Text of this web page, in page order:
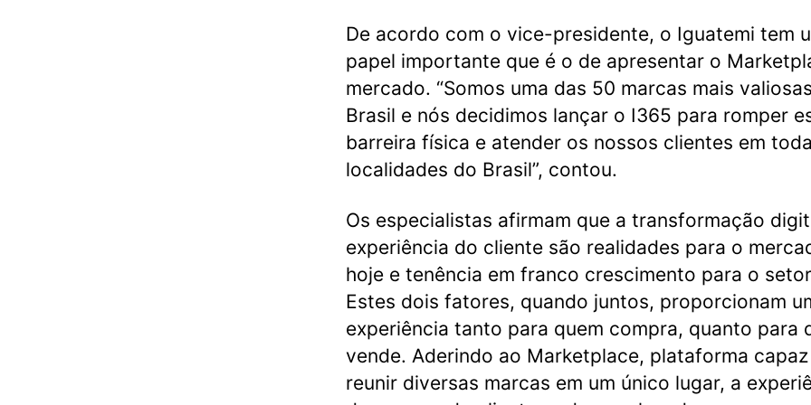
De acordo com o vice-presidente, o Iguatemi tem
papel importante que é o de apresentar o
mercado. “Somos uma das 50 marcas mais
Brasil e nós decidimos lançar o I365 para romper
barreira física e atender os nossos clientes em
localidades do Brasil”, contou.
Os especialistas afirmam que a transformação
experiência do cliente são realidades para o
hoje e tenência em franco crescimento para o
Estes dois fatores, quando juntos, proporcionam
experiência tanto para quem compra, quanto para
vende. Aderindo ao Marketplace, plataforma
reunir diversas marcas em um único lugar, a